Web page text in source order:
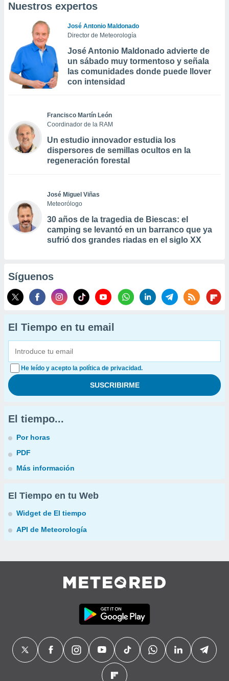
Nuestros expertos
José Antonio Maldonado
Director de Meteorología
José Antonio Maldonado advierte de
un sábado muy tormentoso y señala
las comunidades donde puede llover
con intensidad
Francisco Martín León
Coordinador de la RAM
Un estudio innovador estudia los
dispersores de semillas ocultos en la
regeneración forestal
José Miguel Viñas
Meteorólogo
30 años de la tragedia de Biescas: el
camping se levantó en un barranco que ya
sufrió dos grandes riadas en el siglo XX
Síguenos
El Tiempo en tu email
He leído y acepto la política de privacidad.
El tiempo...
Por horas
PDF
Más información
El Tiempo en tu Web
Widget de El tiempo
API de Meteorología